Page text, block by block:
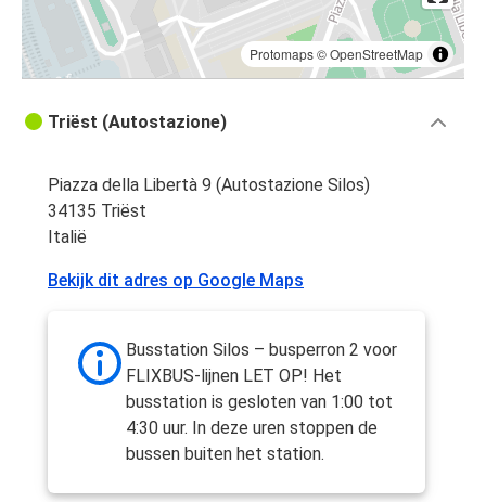
Protomaps©OpenStreetMap
Triëst (Autostazione)
Piazza della Libertà 9 (Autostazione Silos)
34135 Triëst
Italië
Bekijk dit adres op Google Maps
Busstation Silos – busperron 2 voor
FLIXBUS-lijnen LET OP! Het
busstation is gesloten van 1:00 tot
4:30 uur. In deze uren stoppen de
bussen buiten het station.